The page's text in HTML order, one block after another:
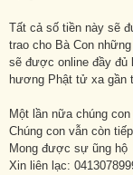
Tất cả số tiền này sẽ
trao cho Bà Con
sẽ được online đầy đủ
hương Phật tử xa gần
Một lần nữa chúng
Chúng con vẫn còn
Mong được sự ũng hộ
Xin liên lạc: